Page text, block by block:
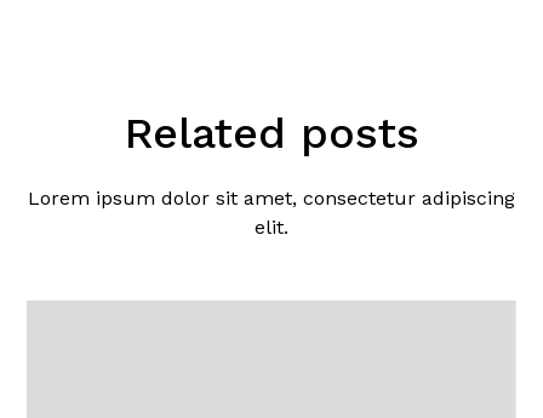
Related posts
Lorem ipsum dolor sit amet, consectetur adipiscing
elit.